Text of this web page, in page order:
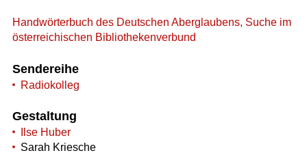
Handwörterbuch des Deutschen Aberglaubens, Suche im
österreichischen Bibliothekenverbund
Sendereihe
Radiokolleg
Gestaltung
Ilse Huber
Sarah Kriesche